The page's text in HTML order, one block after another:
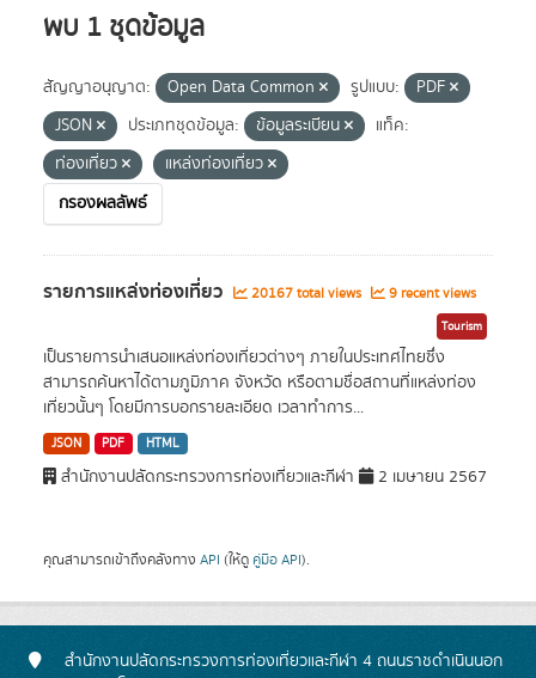
พบ 1 ชุดข้อมูล
สัญญาอนุญาต: Open Data Common รูปแบบ:
PDF
JSON
ประเภทชุดข้อมูล: ข้อมูลระเบียน
แท็ค:
ท่องเที่ยว
แหล่งท่องเที่ยว
กรองผลลัพธ์
รายการแหล่งท่องเที่ยว 20167 total views 9 recent views
Tourism
เป็นรายการนำเสนอแหล่งท่องเที่ยวต่างๆ ภายในประเทศไทยซึ่ง
สามารถค้นหาได้ตามภูมิภาค จังหวัด หรือตามชื่อสถานที่แหล่งท่อง
เที่ยวนั้นๆ โดยมีการบอกรายละเอียด เวลาทำการ...
JSON PDF HTML
สำนักงานปลัดกระทรวงการท่องเที่ยวและกีฬา 2 เมษายน 2567
คุณสามารถเข้าถึงคลังทาง API (ให้ดู คู่มือ API).
สำนักงานปลัดกระทรวงการท่องเที่ยวและกีฬา 4 ถนนราชดำเนินนอก